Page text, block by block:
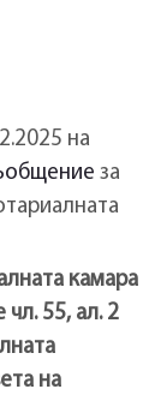
на
за
камара
чл. 55, ал. 2
на